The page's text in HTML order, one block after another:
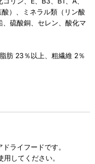
）、ミネラル類（リン酸
硫酸銅、セレン、酸化マ
肪 23％以上、粗繊維 2％
ライフードです。
してください。